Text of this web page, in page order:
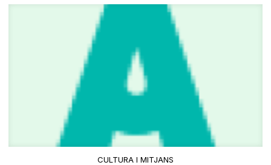
CULTURA I MITJANS